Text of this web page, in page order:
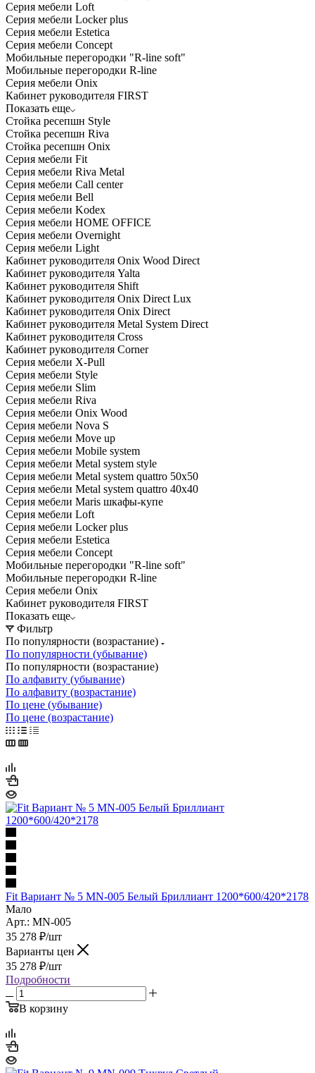
Серия мебели Loft
Серия мебели Locker plus
Серия мебели Estetica
Серия мебели Concept
Мобильные перегородки "R-line soft"
Мобильные перегородки R-line
Серия мебели Onix
Кабинет руководителя FIRST
Показать еще
Стойка ресепшн Style
Стойка ресепшн Riva
Стойка ресепшн Onix
Серия мебели Fit
Серия мебели Riva Metal
Серия мебели Call center
Серия мебели Bell
Серия мебели Kodex
Серия мебели HOME OFFICE
Серия мебели Overnight
Серия мебели Light
Кабинет руководителя Onix Wood Direct
Кабинет руководителя Yalta
Кабинет руководителя Shift
Кабинет руководителя Onix Direct Lux
Кабинет руководителя Onix Direct
Кабинет руководителя Metal System Direct
Кабинет руководителя Cross
Кабинет руководителя Corner
Серия мебели X-Pull
Серия мебели Style
Серия мебели Slim
Серия мебели Riva
Серия мебели Onix Wood
Серия мебели Nova S
Серия мебели Move up
Серия мебели Mobile system
Серия мебели Metal system style
Серия мебели Metal system quattro 50x50
Серия мебели Metal system quattro 40x40
Серия мебели Maris шкафы-купе
Серия мебели Loft
Серия мебели Locker plus
Серия мебели Estetica
Серия мебели Concept
Мобильные перегородки "R-line soft"
Мобильные перегородки R-line
Серия мебели Onix
Кабинет руководителя FIRST
Показать еще
Фильтр
По популярности (возрастание)
По популярности (убывание)
По популярности (возрастание)
По алфавиту (убывание)
По алфавиту (возрастание)
По цене (убывание)
По цене (возрастание)
Fit Вариант № 5 MN-005 Белый Бриллиант 1200*600/420*2178
Мало
Арт.: MN-005
35 278 ₽/шт
Варианты цен
35 278 ₽/шт
Подробности
В корзину